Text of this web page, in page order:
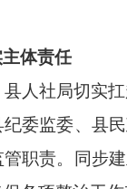
体责任
人社局切实
委监委、县
职责。同步